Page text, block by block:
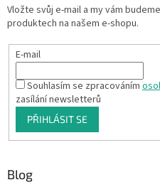
Vložte svůj e-mail a my vám
produktech na našem e-shopu.
E-mail
Souhlasím se zpracováním
zasílání newsletterů
PŘIHLÁSIT SE
Blog